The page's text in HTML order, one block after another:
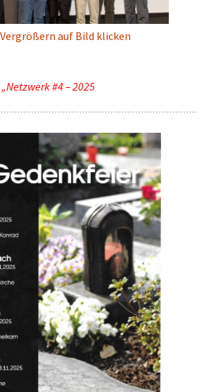
auf Bild klicken
#4 – 2025